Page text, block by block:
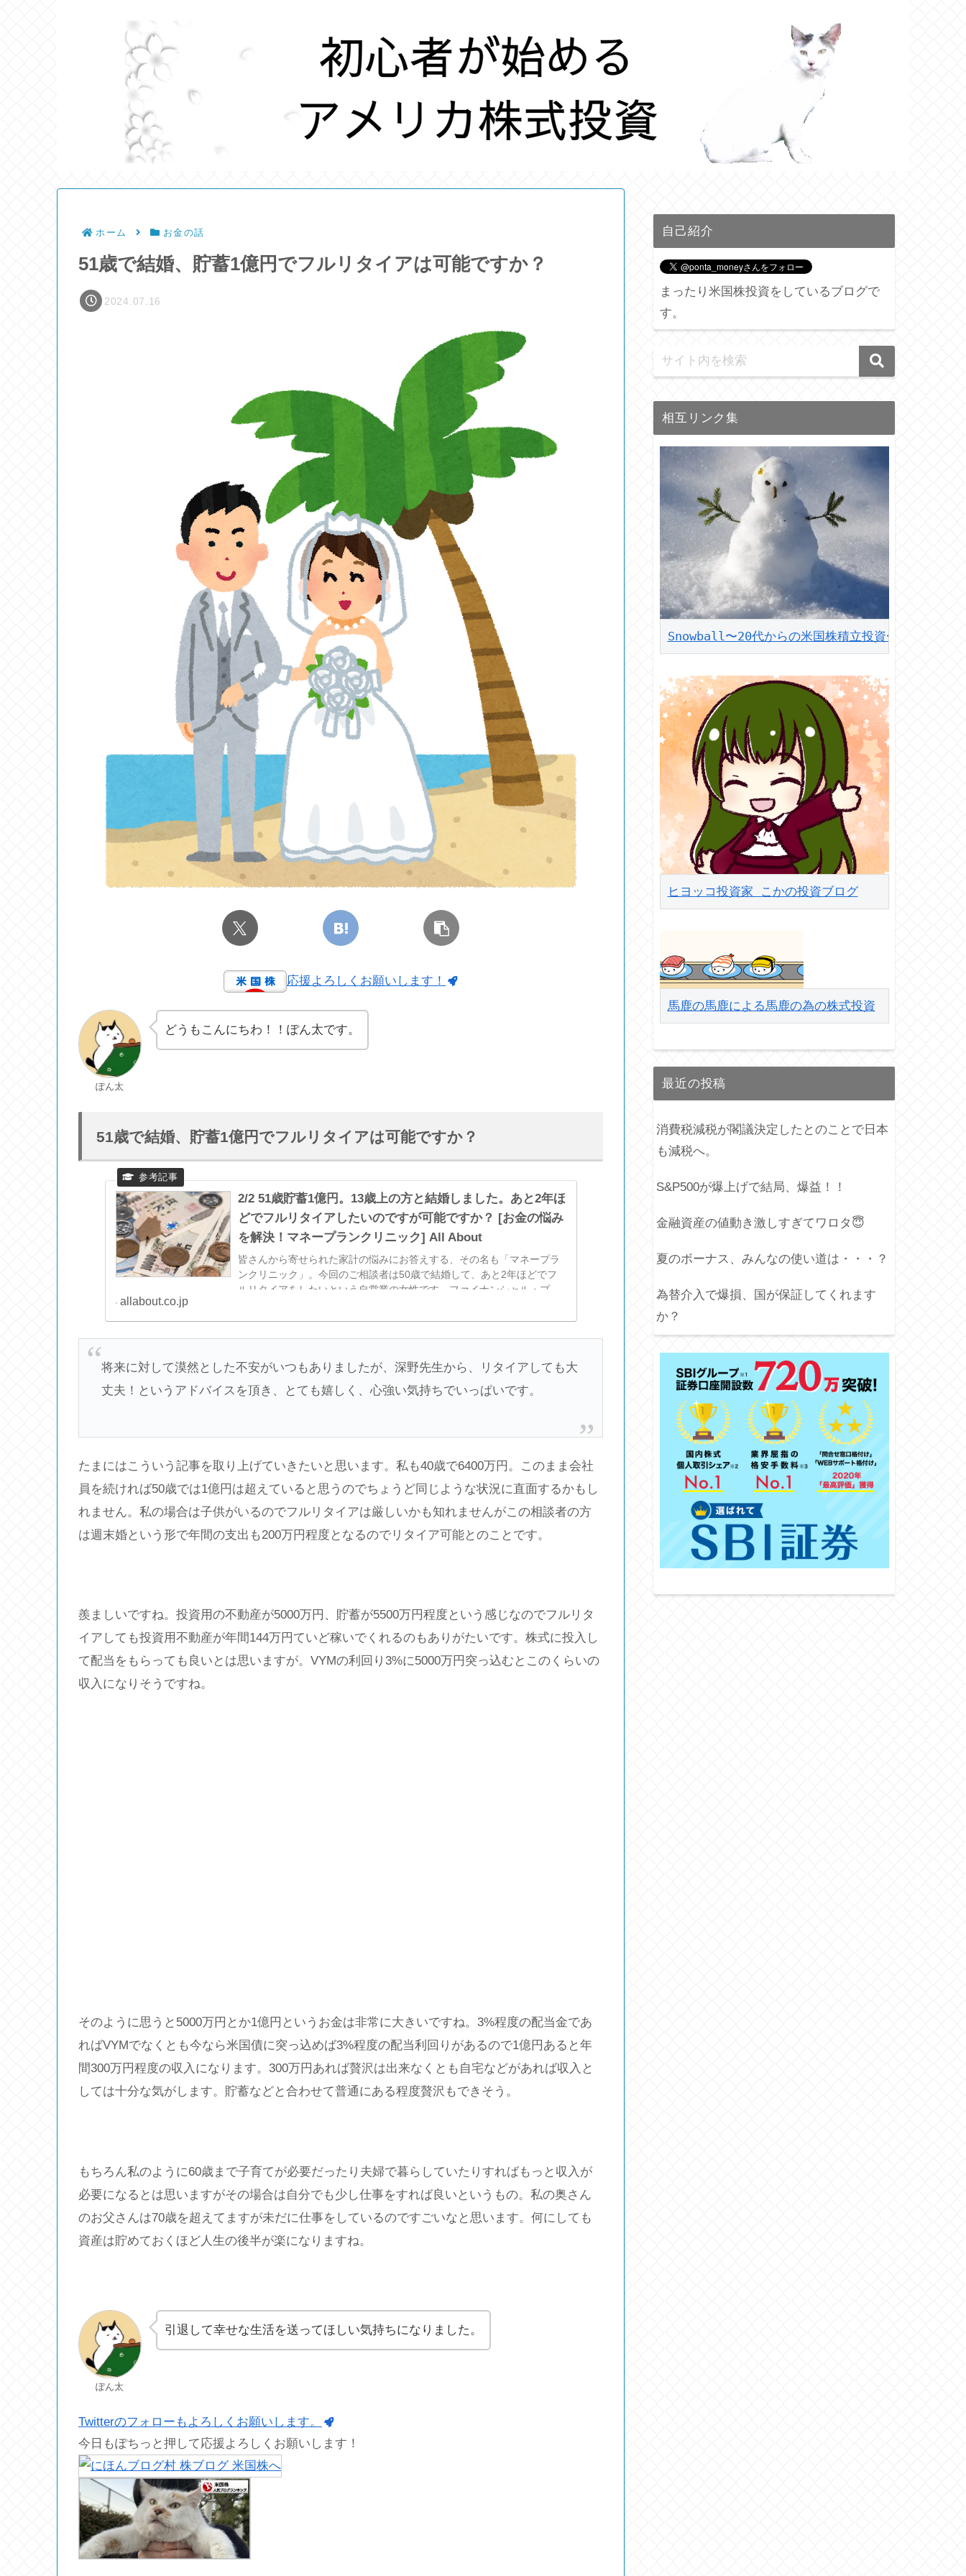
ホーム お金の話
51歳で結婚、貯蓄1億円でフルリタイアは可能ですか？
2024.07.16
応援よろしくお願いします！
ぽん太
どうもこんにちわ！！ぽん太です。
51歳で結婚、貯蓄1億円でフルリタイアは可能ですか？
2/2 51歳貯蓄1億円。13歳上の方と結婚しました。あと2年ほ
どでフルリタイアしたいのですが可能ですか？ [お金の悩み
を解決！マネープランクリニック] All About
皆さんから寄せられた家計の悩みにお答えする、その名も「マネープラ
ンクリニック」。今回のご相談者は50歳で結婚して、あと2年ほどでフ
ルリタイアをしたいという自営業の女性です。ファイナンシャル・プラ
allabout.co.jp
将来に対して漠然とした不安がいつもありましたが、深野先生から、リタイアしても大
丈夫！というアドバイスを頂き、とても嬉しく、心強い気持ちでいっぱいです。
たまにはこういう記事を取り上げていきたいと思います。私も40歳で6400万円。このまま会社
員を続ければ50歳では1億円は超えていると思うのでちょうど同じような状況に直面するかもし
れません。私の場合は子供がいるのでフルリタイアは厳しいかも知れませんがこの相談者の方
は週末婚という形で年間の支出も200万円程度となるのでリタイア可能とのことです。
羨ましいですね。投資用の不動産が5000万円、貯蓄が5500万円程度という感じなのでフルリタ
イアしても投資用不動産が年間144万円ていど稼いでくれるのもありがたいです。株式に投入し
て配当をもらっても良いとは思いますが。VYMの利回り3%に5000万円突っ込むとこのくらいの
収入になりそうですね。
そのように思うと5000万円とか1億円というお金は非常に大きいですね。3%程度の配当金であ
ればVYMでなくとも今なら米国債に突っ込めば3%程度の配当利回りがあるので1億円あると年
間300万円程度の収入になります。300万円あれば贅沢は出来なくとも自宅などがあれば収入と
しては十分な気がします。貯蓄などと合わせて普通にある程度贅沢もできそう。
もちろん私のように60歳まで子育てが必要だったり夫婦で暮らしていたりすればもっと収入が
必要になるとは思いますがその場合は自分でも少し仕事をすれば良いというもの。私の奥さん
のお父さんは70歳を超えてますが未だに仕事をしているのですごいなと思います。何にしても
資産は貯めておくほど人生の後半が楽になりますね。
ぽん太
引退して幸せな生活を送ってほしい気持ちになりました。
Twitterのフォローもよろしくお願いします。
今日もぽちっと押して応援よろしくお願いします！
自己紹介
まったり米国株投資をしているブログで
す。
相互リンク集
Snowball〜20代からの米国株積立投資〜
ヒヨッコ投資家 こかの投資ブログ
馬鹿の馬鹿による馬鹿の為の株式投資
最近の投稿
消費税減税が閣議決定したとのことで日本
も減税へ。
S&P500が爆上げで結局、爆益！！
金融資産の値動き激しすぎてワロタ😇
夏のボーナス、みんなの使い道は・・・？
為替介入で爆損、国が保証してくれます
か？